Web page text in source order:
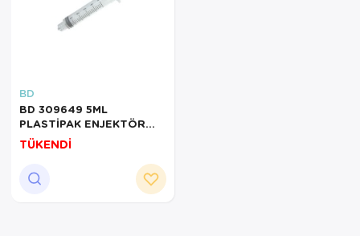
BD
BD 309649 5ML
PLASTİPAK ENJEKTÖR
LUER LOCK
TÜKENDİ